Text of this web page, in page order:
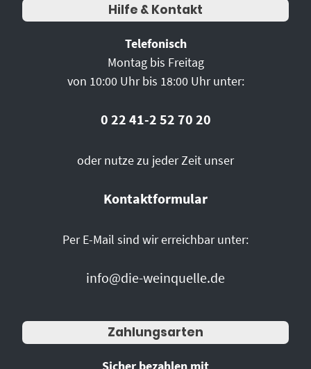
Hilfe & Kontakt
Telefonisch
Montag bis Freitag
von 10:00 Uhr bis 18:00 Uhr unter:
0 22 41-2 52 70 20
oder nutze zu jeder Zeit unser
Kontaktformular
Per E-Mail sind wir erreichbar unter:
info@die-weinquelle.de
Zahlungsarten